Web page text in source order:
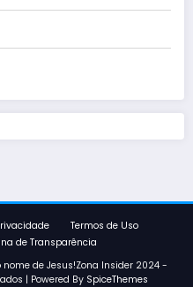
Termos de Uso
de Transparência
de Jesus!Zona Insider 2024 -
| Powered By SpiceThemes